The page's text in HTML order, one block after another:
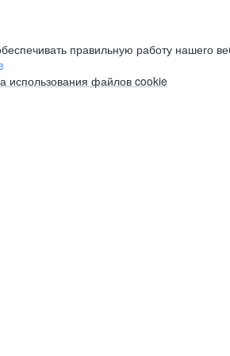
правильную работу нашего
использования файлов cookie